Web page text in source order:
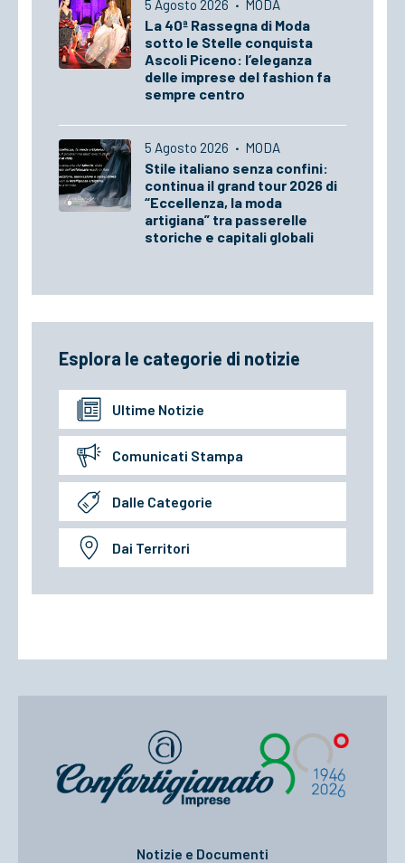
5 Agosto 2026 · MODA
La 40ª Rassegna di Moda
sotto le Stelle conquista
Ascoli Piceno: l’eleganza
delle imprese del fashion fa
sempre centro
5 Agosto 2026 · MODA
Stile italiano senza confini:
continua il grand tour 2026 di
“Eccellenza, la moda
artigiana” tra passerelle
storiche e capitali globali
Esplora le categorie di notizie
Ultime Notizie
Comunicati Stampa
Dalle Categorie
Dai Territori
Notizie e Documenti